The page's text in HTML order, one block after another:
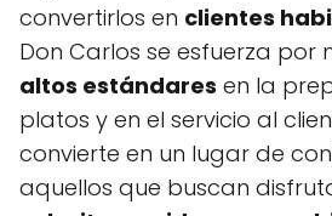
convertirlos en clientes
Don Carlos se esfuerza por
altos estándares en la
platos y en el servicio al
convierte en un lugar de
aquellos que buscan